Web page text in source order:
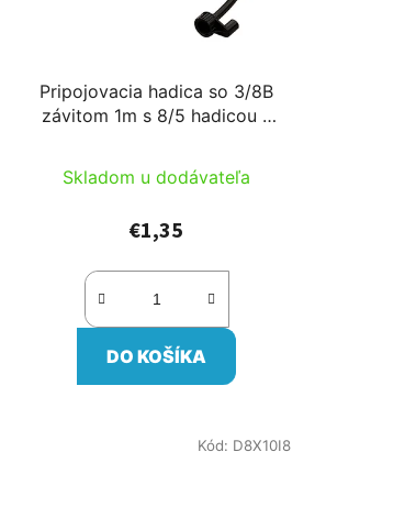
Pripojovacia hadica so 3/8B
závitom 1m s 8/5 hadicou s
Skladom u dodávateľa
€1,35
DO KOŠÍKA
Kód: D8X10I8